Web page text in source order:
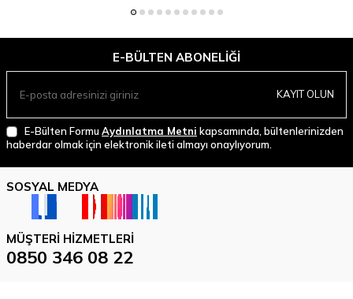
E-BÜLTEN ABONELIĞI
KAYIT OLUN
E-Bülten Formu Aydınlatma Metni kapsamında, bültenlerinizden
haberdar olmak için elektronik ileti almayı onaylıyorum.
SOSYAL MEDYA
MÜŞTERI HIZMETLERI
0850 346 08 22